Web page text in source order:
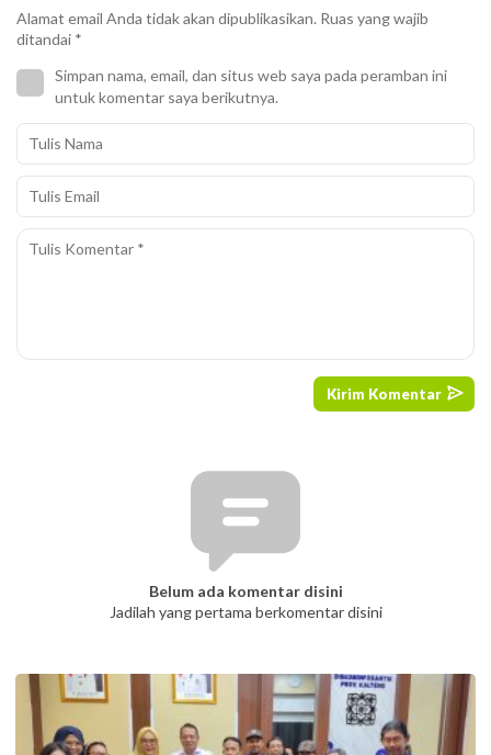
Alamat email Anda tidak akan dipublikasikan. Ruas yang wajib
ditandai *
Simpan nama, email, dan situs web saya pada peramban ini
untuk komentar saya berikutnya.
Belum ada komentar disini
Jadilah yang pertama berkomentar disini